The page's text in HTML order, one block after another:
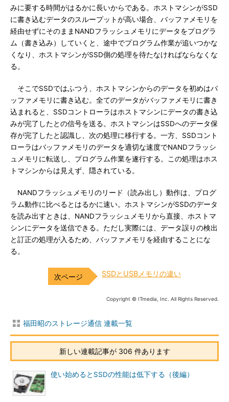
みに要する時間がはるかに長いからである。ホストマシンがSSD
に書き込むデータのスループットが高い場合、バッファメモリを
経由せずにそのままNANDフラッシュメモリにデータをプログラ
ム（書き込み）していくと、途中でプログラム作業が追いつかな
くなり、ホストマシンがSSD側の処理を待たなければならなくな
る。
そこでSSDではふつう、ホストマシンからのデータを初めはバ
ッファメモリに書き込む。全てのデータがバッファメモリに書き
込まれると、SSDコントローラはホストマシンにデータの書き込
みが完了したとの信号を送る。ホストマシンはSSDへのデータ保
存が完了したと認識し、次の処理に移行する。一方、SSDコント
ローラはバッファメモリのデータを適切な速度でNANDフラッシ
ュメモリに転送し、プログラム作業を遂行する。この処理はホス
トマシンからは見えず、隠されている。
NANDフラッシュメモリのリード（読み出し）動作は、プログ
ラム動作に比べるとはるかに速い。ホストマシンがSSDのデータ
を読み出すときは、NANDフラッシュメモリから直接、ホストマ
シンにデータを送信できる。ただし実際には、データ誤りの検出
と訂正の処理が入るため、バッファメモリを経由することにな
る。
SSDとUSBメモリの違い
Copyright © ITmedia, Inc. All Rights Reserved.
福田昭のストレージ通信 連載一覧
新しい連載記事が 306 件あります
使い始めるとSSDの性能は低下する（後編）